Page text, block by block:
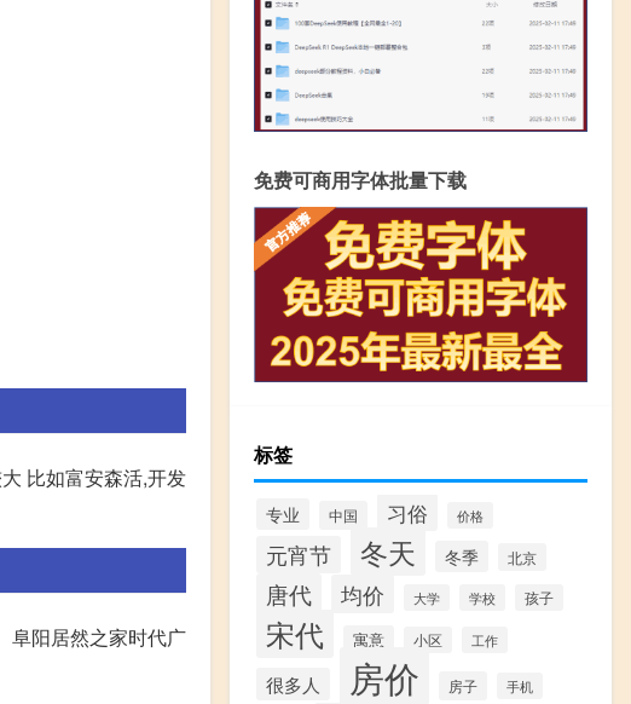
比如富安森活,开发
阜阳居然之家时代广
免费可商用字体批量下载
标签
专业 中国 习俗 价格
元宵节 冬天 冬季 北京
唐代 均价 大学 学校 孩子
宋代 寓意 小区 工作
很多人 房价 房子 手机